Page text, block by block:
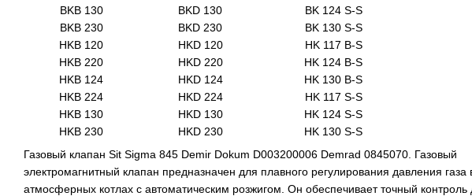
BKB 130
BKB 230
HKB 120
HKB 220
HKB 124
HKB 224
HKB 130
HKB 230
BKD 130
BKD 230
HKD 120
HKD 220
HKD 124
HKD 224
HKD 130
HKD 230
BK 124 S-S
BK 130 S-S
HK 117 B-S
HK 124 B-S
HK 130 B-S
HK 117 S-S
HK 124 S-S
HK 130 S-S
Газовый клапан Sit Sigma 845 Demir Dokum D003200006 Demrad 0845070. Газовый
электромагнитный клапан предназначен для плавного регулирования давления газа
атмосферных котлах с автоматическим розжигом. Он обеспечивает точный контроль